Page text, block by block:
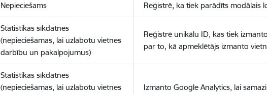
Nepieciešams Reģistrē, ka tiek parādīts modālais
Statistikas sīkdatnes
(nepieciešamas, lai uzlabotu vietnes
darbību un pakalpojumus)
Reģistrē unikālu ID, kas tiek
par to, kā apmeklētājs izmanto
Statistikas sīkdatnes
(nepieciešamas, lai uzlabotu vietnes
Izmanto Google Analytics, lai